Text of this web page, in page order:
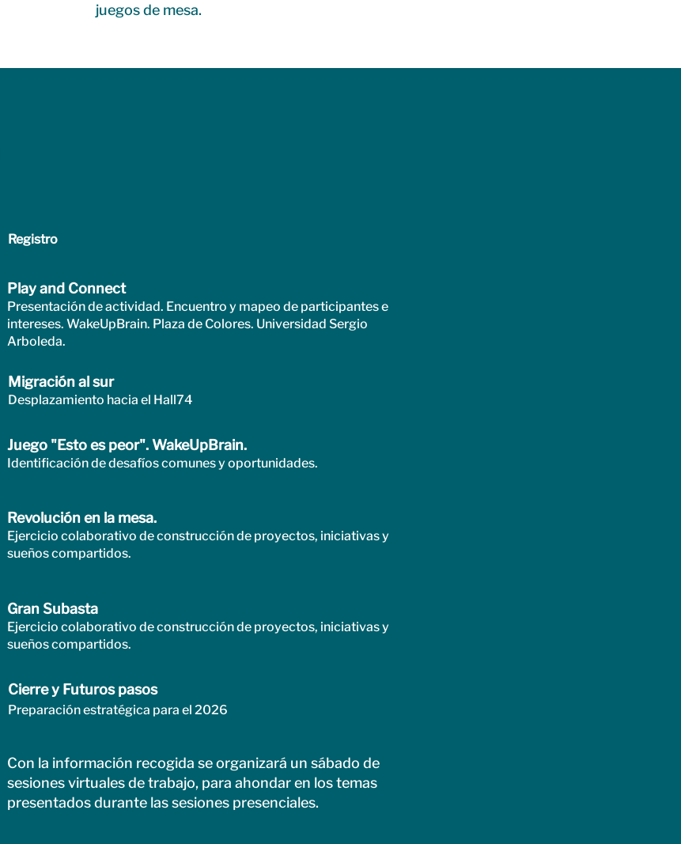
juegos de mesa.
Registro
Play and Connect
Presentación de actividad. Encuentro y mapeo de participantes e
intereses. WakeUpBrain. Plaza de Colores. Universidad Sergio
Arboleda.
Migración al sur
Desplazamiento hacia el Hall74
Juego "Esto es peor". WakeUpBrain.
Identificación de desafíos comunes y oportunidades.
Revolución en la mesa.
Ejercicio colaborativo de construcción de proyectos, iniciativas y
sueños compartidos.
Gran Subasta
Ejercicio colaborativo de construcción de proyectos, iniciativas y
sueños compartidos.
Cierre y Futuros pasos
Preparación estratégica para el 2026
Con la información recogida se organizará un sábado de
sesiones virtuales de trabajo, para ahondar en los temas
presentados durante las sesiones presenciales.